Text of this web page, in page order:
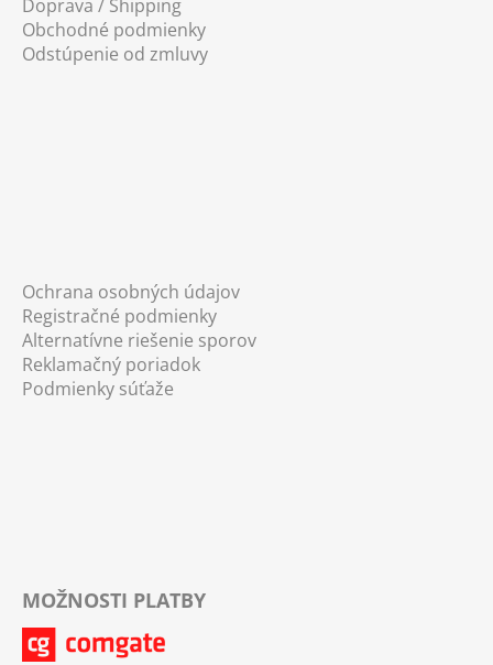
Doprava / Shipping
Obchodné podmienky
Odstúpenie od zmluvy
Ochrana osobných údajov
Registračné podmienky
Alternatívne riešenie sporov
Reklamačný poriadok
Podmienky súťaže
MOŽNOSTI PLATBY